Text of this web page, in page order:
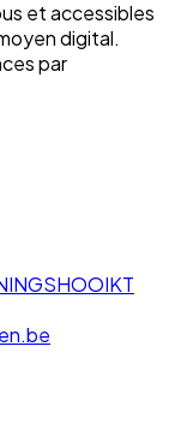
et accessibles
digital.
par